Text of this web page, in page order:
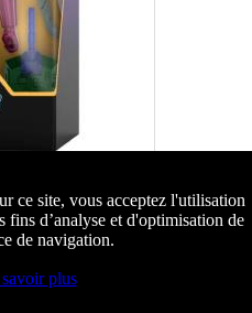
ce site, vous acceptez l'utilisation
fins d’analyse et d'optimisation de
de navigation.
plus